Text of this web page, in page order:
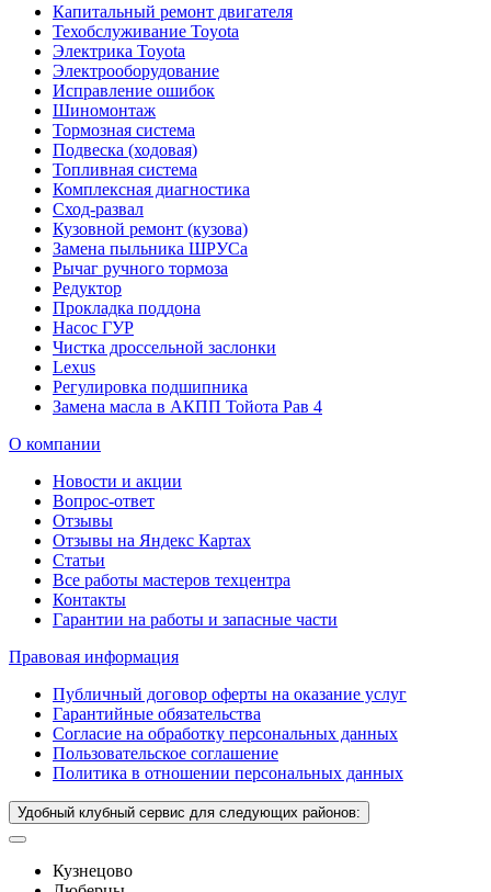
Капитальный ремонт двигателя
Техобслуживание Toyota
Электрика Toyota
Электрооборудование
Исправление ошибок
Шиномонтаж
Тормозная система
Подвеска (ходовая)
Топливная система
Комплексная диагностика
Сход-развал
Кузовной ремонт (кузова)
Замена пыльника ШРУСа
Рычаг ручного тормоза
Редуктор
Прокладка поддона
Насос ГУР
Чистка дроссельной заслонки
Lexus
Регулировка подшипника
Замена масла в АКПП Тойота Рав 4
О компании
Новости и акции
Вопрос-ответ
Отзывы
Отзывы на Яндекс Картах
Статьи
Все работы мастеров техцентра
Контакты
Гарантии на работы и запасные части
Правовая информация
Публичный договор оферты на оказание услуг
Гарантийные обязательства
Согласие на обработку персональных данных
Пользовательское соглашение
Политика в отношении персональных данных
Удобный клубный сервис для следующих районов:
Кузнецово